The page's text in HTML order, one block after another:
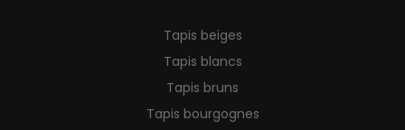
Tapis beiges
Tapis blancs
Tapis bruns
Tapis bourgognes